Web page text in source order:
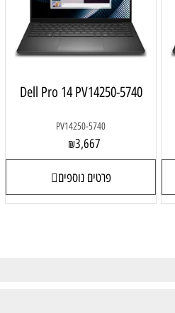
Dell Pro 14 PV14250-5740
PV14250-5740
₪3,667
פרטים נוספים